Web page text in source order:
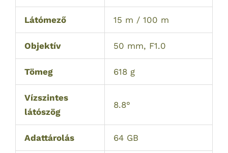
Látómező 15 m / 100 m
Objektív 50 mm, F1.0
Tömeg 618 g
Vízszintes
látószög
8.8°
Adattárolás 64 GB